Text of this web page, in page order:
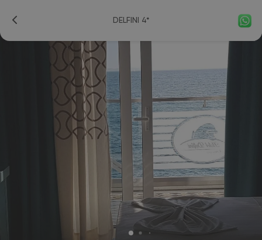
DELFINI 4*